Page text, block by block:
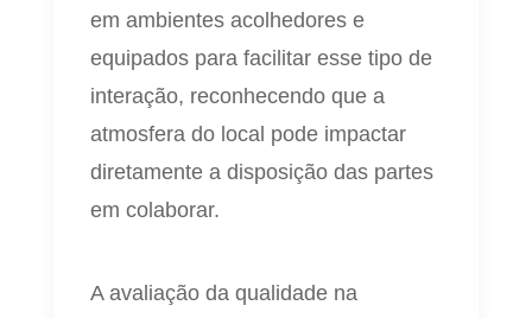
em ambientes acolhedores e
equipados para facilitar esse tipo de
interação, reconhecendo que a
atmosfera do local pode impactar
diretamente a disposição das partes
em colaborar.
A avaliação da qualidade na